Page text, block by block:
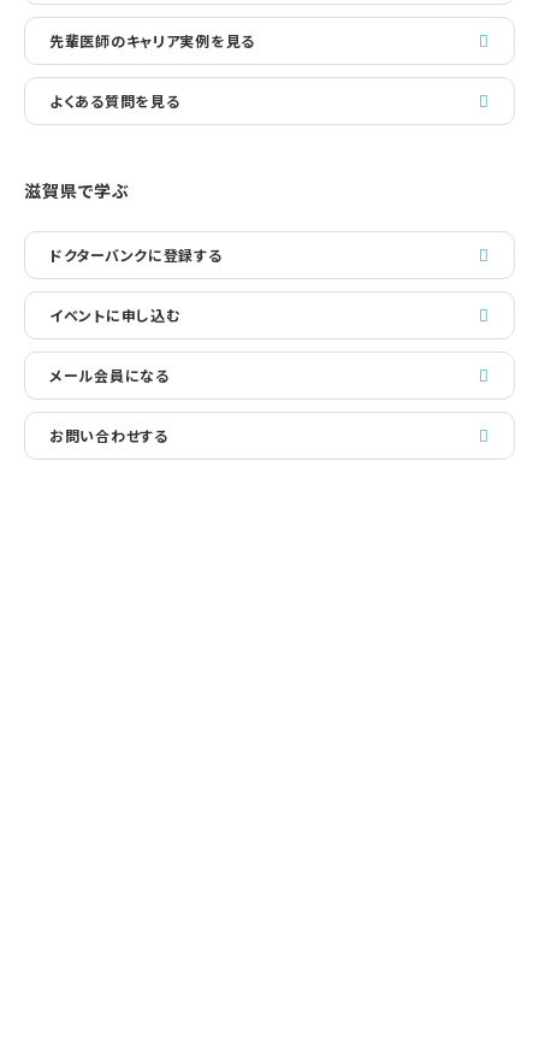
先輩医師のキャリア実例を見る
よくある質問を見る
滋賀県で学ぶ
ドクターバンクに登録する
イベントに申し込む
メール会員になる
お問い合わせする